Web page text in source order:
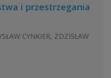
i przestrzegania
CYNKIER, ZDZISŁAW